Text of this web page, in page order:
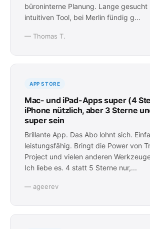
büroninterne Planung. Lange gesucht
intuitiven Tool, bei Merlin fündig g...
— Thomas T.
APP STORE
Mac- und iPad-Apps super (4
iPhone nützlich, aber 3 Sterne
super sein
Brillante App. Das Abo lohnt sich.
leistungsfähig. Bringt die Power von
Project und vielen anderen
Ich liebe es. 4 statt 5 Sterne nur,...
— ageerev